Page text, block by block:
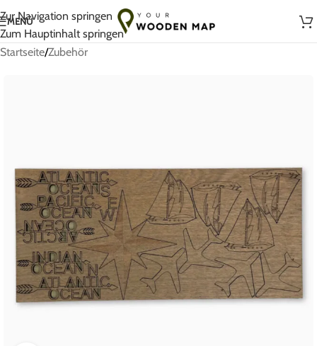
Zur Navigation springen
Zum Hauptinhalt springen
Handgefertigt mit Liebe in Litauen
MENÜ
Startseite/Zubehör